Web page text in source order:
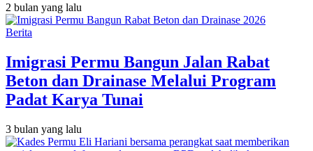
2 bulan yang lalu
Berita
Imigrasi Permu Bangun Jalan Rabat
Beton dan Drainase Melalui Program
Padat Karya Tunai
3 bulan yang lalu